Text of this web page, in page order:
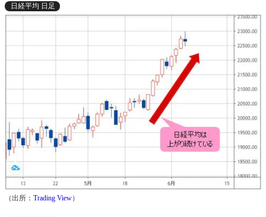
日経平均 日足
（出所： Trading View）